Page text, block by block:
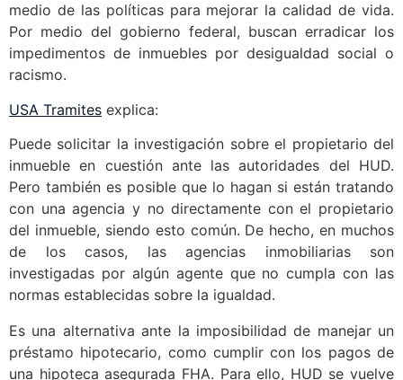
medio de las políticas para mejorar la calidad de vida.
Por medio del gobierno federal, buscan erradicar los
impedimentos de inmuebles por desigualdad social o
racismo.
USA Tramites explica:
Puede solicitar la investigación sobre el propietario del
inmueble en cuestión ante las autoridades del HUD.
Pero también es posible que lo hagan si están tratando
con una agencia y no directamente con el propietario
del inmueble, siendo esto común. De hecho, en muchos
de los casos, las agencias inmobiliarias son
investigadas por algún agente que no cumpla con las
normas establecidas sobre la igualdad.
Es una alternativa ante la imposibilidad de manejar un
préstamo hipotecario, como cumplir con los pagos de
una hipoteca asegurada FHA. Para ello, HUD se vuelve